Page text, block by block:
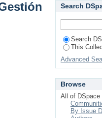
by
Search
Search
This
Advanced
Browse
All of DSpace
By Issue